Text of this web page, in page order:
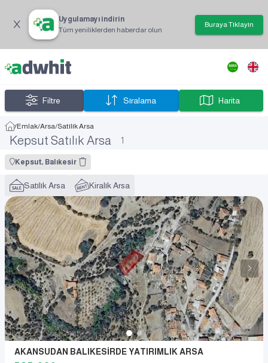
Uygulamayı indirin
Tüm yeniliklerden haberdar olun
Buraya Tıklayın
Filtre Sıralama Harita
/Emlak/Arsa/Satılık Arsa
Kepsut Satılık Arsa 1
Kepsut, Balıkesir
Satılık Arsa Kiralık Arsa
AKANSUDAN BALIKESİRDE YATIRIMLIK ARSA